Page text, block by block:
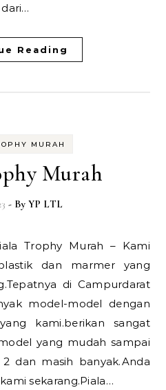
Reading
MURAH
Murah
- By YP LTL
dan marmer yang
di Campurdarat
model-model dengan
kami.berikan sangat
yang mudah sampai
dan masih banyak.Anda
sekarang.Piala…